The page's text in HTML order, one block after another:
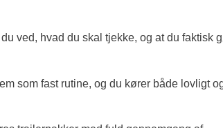
ved, hvad du skal tjekke, og at du faktisk
som fast rutine, og du kører både lovligt